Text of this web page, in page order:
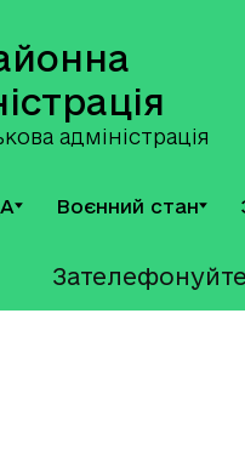
адміністрація
Воєнний стан